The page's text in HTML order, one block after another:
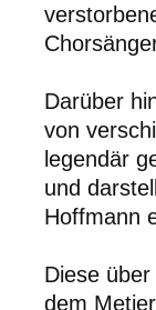
Darüber
von
legendär
und
Hoffmann
Diese
dem